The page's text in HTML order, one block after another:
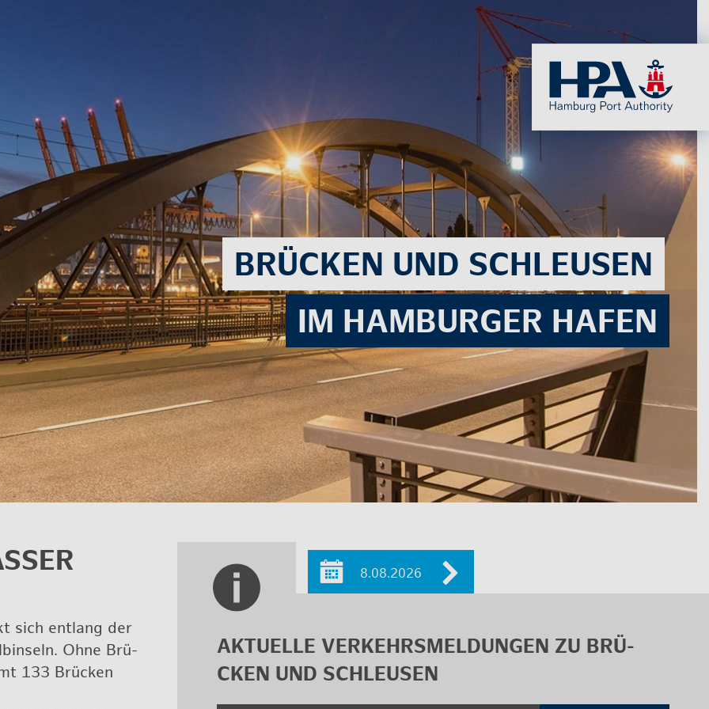
BRÜ­CKEN UND SCHLEU­SEN
IM HAM­BUR­GER HAFEN
sich ent­lang der
Ohne Brü­
133 Brü­cken
AK­TU­EL­LE VER­KEHRS­MEL­DUN­GEN ZU BRÜ­
CKEN UND SCHLEU­SEN